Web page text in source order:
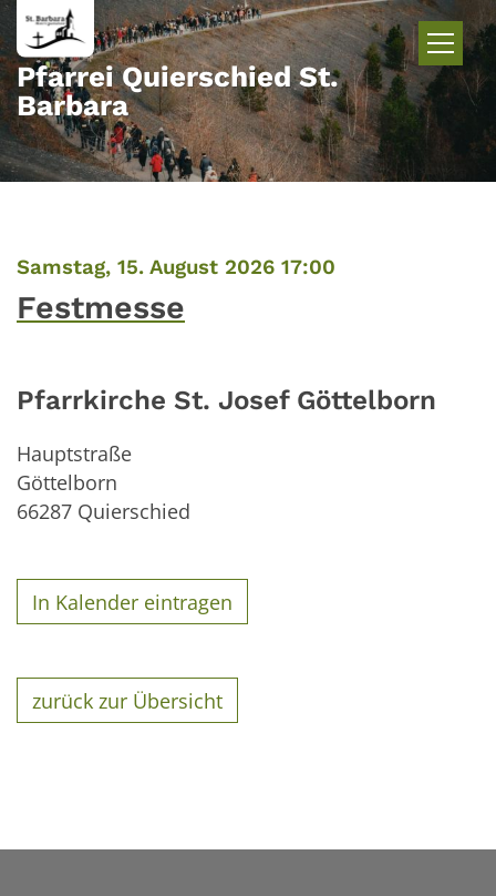
Zum Inhalt springen
Pfarrei Quierschied St.
Barbara
Samstag, 15. August 2026 17:00
Festmesse
Pfarrkirche St. Josef Göttelborn
Hauptstraße
Göttelborn
66287 Quierschied
In Kalender eintragen
zurück zur Übersicht